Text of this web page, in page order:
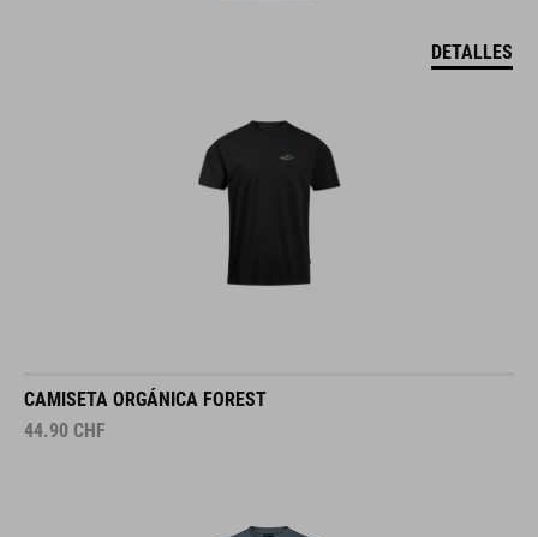
DETALLES
CAMISETA ORGÁNICA FOREST
44.90 CHF